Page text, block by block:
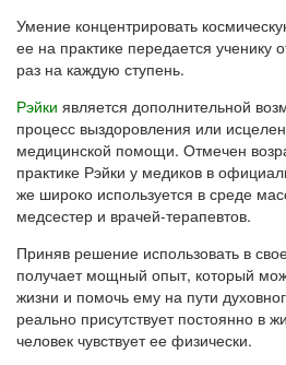
Умение концентрировать
ее на практике передается ученику
раз на каждую ступень.
Рэйки является дополнительной
процесс выздоровления или
медицинской помощи. Отмечен
практике Рэйки у медиков в
же широко используется в среде
медсестер и врачей-терапевтов.
Приняв решение использовать в
получает мощный опыт, который
жизни и помочь ему на пути
реально присутствует постоянно в
человек чувствует ее физически.